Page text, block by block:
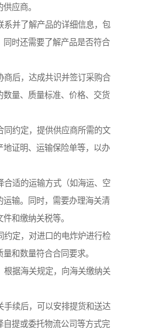
应商。
系并了解产品的详细信息，包
时还需要了解产品是否符合
商后，达成共识并签订采购合
数量、质量标准、价格、交货
同约定，提供供应商所需的文
证明、运输保险单等，以办
合适的运输方式（如海运、空
输。同时，需要办理海关清
和缴纳关税等。
约定，对进口的电炸炉进行检
和数量符合合同要求。
根据海关规定，向海关缴纳关
手续后，可以安排提货和送达
自提或委托物流公司等方式完